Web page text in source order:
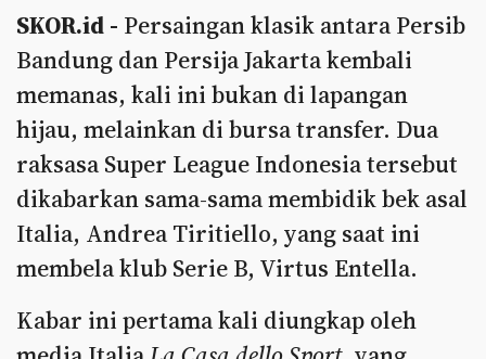
SKOR.id - Persaingan klasik antara Persib
Bandung dan Persija Jakarta kembali
memanas, kali ini bukan di lapangan
hijau, melainkan di bursa transfer. Dua
raksasa Super League Indonesia tersebut
dikabarkan sama-sama membidik bek asal
Italia, Andrea Tiritiello, yang saat ini
membela klub Serie B, Virtus Entella.
Kabar ini pertama kali diungkap oleh